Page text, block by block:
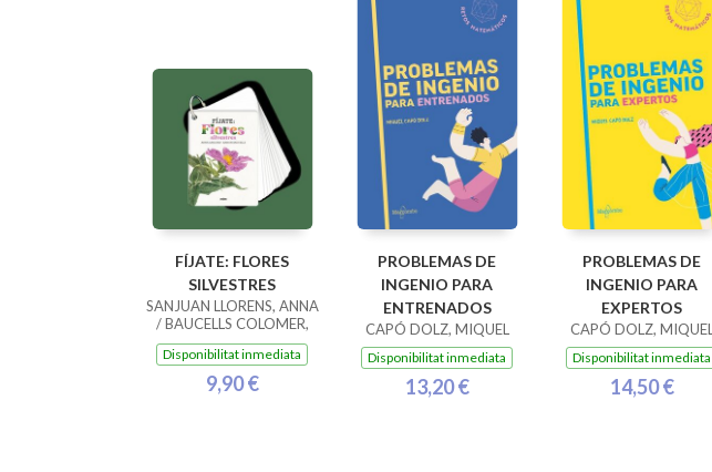
FÍJATE: FLORES
SILVESTRES
SANJUAN LLORENS, ANNA
/ BAUCELLS COLOMER,
RAMON
Disponibilitat inmediata
9,90 €
PROBLEMAS DE
INGENIO PARA
ENTRENADOS
CAPÓ DOLZ, MIQUEL
Disponibilitat inmediata
13,20 €
PROBLEMAS DE
INGENIO PARA
EXPERTOS
CAPÓ DOLZ, MIQUEL
Disponibilitat inmediata
14,50 €